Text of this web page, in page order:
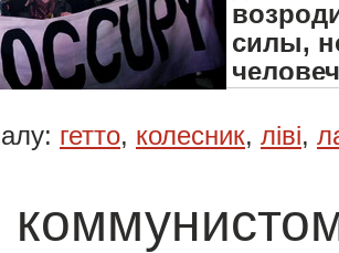
силы,
гетто, колесник, ліві,